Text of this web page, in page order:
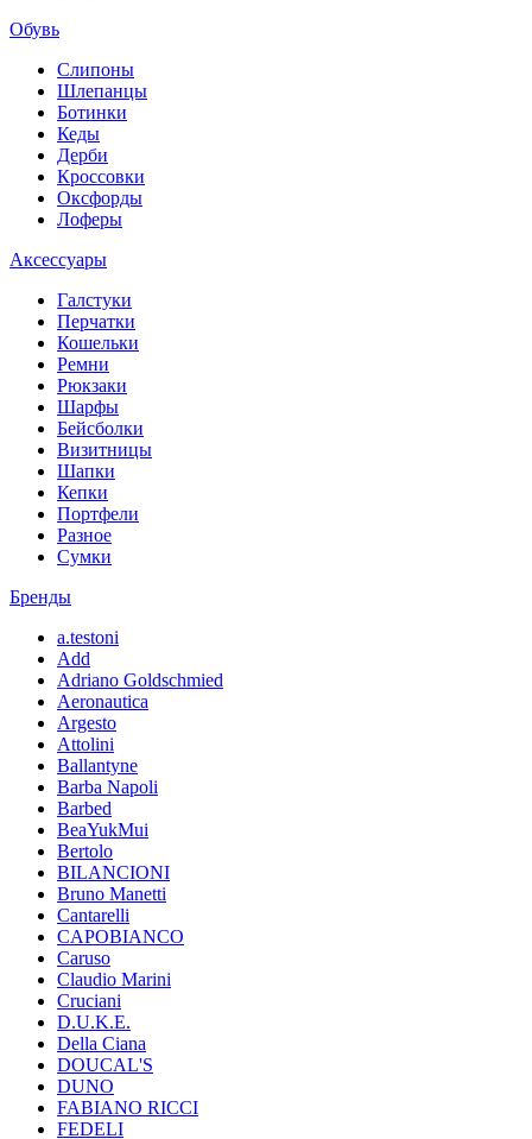
Обувь
Слипоны
Шлепанцы
Ботинки
Кеды
Дерби
Кроссовки
Оксфорды
Лоферы
Аксессуары
Галстуки
Перчатки
Кошельки
Ремни
Рюкзаки
Шарфы
Бейсболки
Визитницы
Шапки
Кепки
Портфели
Разное
Сумки
Бренды
a.testoni
Add
Adriano Goldschmied
Aeronautica
Argesto
Attolini
Ballantyne
Barba Napoli
Barbed
BeaYukMui
Bertolo
BILANCIONI
Bruno Manetti
Cantarelli
CAPOBIANCO
Caruso
Claudio Marini
Cruciani
D.U.K.E.
Della Ciana
DOUCAL'S
DUNO
FABIANO RICCI
FEDELI